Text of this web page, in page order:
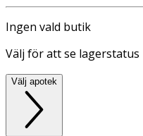
Ingen vald butik
Välj för att se lagerstatus
Välj apotek